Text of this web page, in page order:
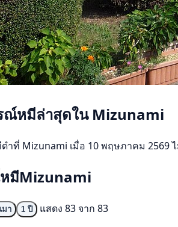
ณ์หมีล่าสุดใน Mizunami
ำที่ Mizunami เมื่อ 10 พฤษภาคม
มีMizunami
มา 1 ปี
แสดง 83 จาก 83